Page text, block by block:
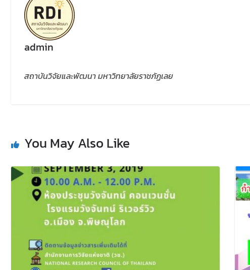
admin
สถาบันวิจัยและพัฒนา มหาวิทยาลัยราชภัฏเลย
You May Also Like